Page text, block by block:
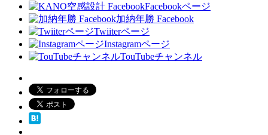
Facebookページ
加納年勝 Facebook
Twiiterページ
Instagramページ
TouTubeチャンネル